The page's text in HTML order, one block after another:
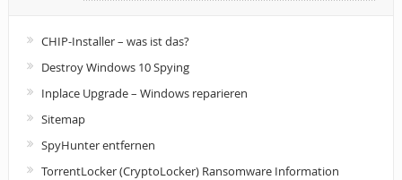
CHIP-Installer – was ist das?
Destroy Windows 10 Spying
Inplace Upgrade – Windows reparieren
Sitemap
SpyHunter entfernen
TorrentLocker (CryptoLocker) Ransomware Information